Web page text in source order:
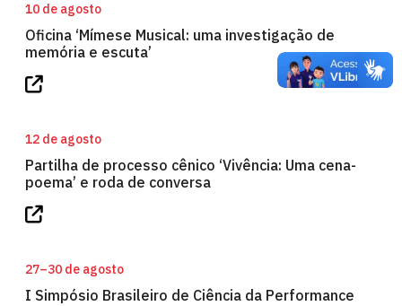
10 de agosto
Oficina ‘Mímese Musical: uma investigação de
memória e escuta’
12 de agosto
Partilha de processo cênico ‘Vivência: Uma cena-
poema’ e roda de conversa
27–30 de agosto
I Simpósio Brasileiro de Ciência da Performance